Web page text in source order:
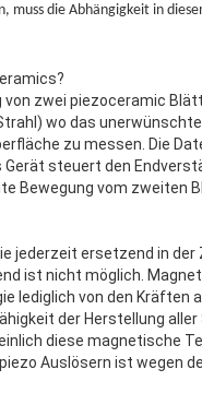
die Abhängigkeit in
zwei piezoceramic
wo das
zu messen. Die
steuert den
Bewegung vom zweiten
jederzeit ersetzend in der
ist nicht möglich.
lediglich von den Kräften
der Herstellung aller
diese magnetische
Auslösern ist wegen